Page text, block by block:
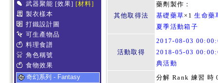
武器聚能 [效果] [材料]
製衣樣本
打鐵設計圖
可生產物品
料理食譜
角色稱號
食物效果
奇幻系列 - Fantasy
其他取得法
藥劑製作：
基礎藥草×1生命藥
夏季活動箱子
活動取得
2017-08-03
2018-05-03
典活動
分解 Rank 練習 時